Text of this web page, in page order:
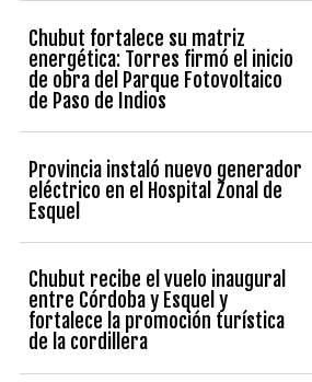
Chubut fortalece su matriz
energética: Torres firmó el inicio
de obra del Parque Fotovoltaico
de Paso de Indios
Provincia instaló nuevo generador
eléctrico en el Hospital Zonal de
Esquel
Chubut recibe el vuelo inaugural
entre Córdoba y Esquel y
fortalece la promoción turística
de la cordillera